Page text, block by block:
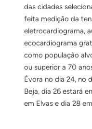
das cidades
feita medição da
eletrocardiograma,
ecocardiograma
como população
ou superior a 70
Évora no dia 24, no
Beja, dia 26 estará
em Elvas e dia 28